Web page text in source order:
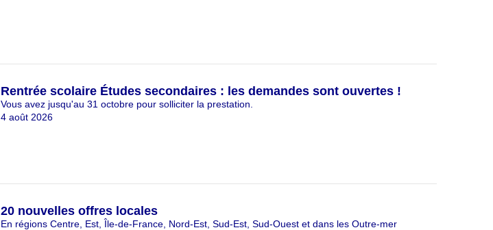
Rentrée scolaire Études secondaires : les demandes sont ouvertes !
Vous avez jusqu'au 31 octobre pour solliciter la prestation.
4 août 2026
20 nouvelles offres locales
En régions Centre, Est, Île-de-France, Nord-Est, Sud-Est, Sud-Ouest et dans les Outre-mer